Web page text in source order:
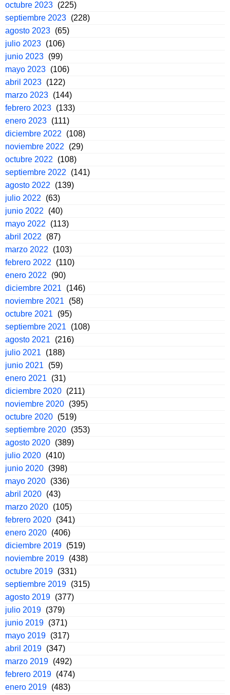
octubre 2023 (225)
septiembre 2023 (228)
agosto 2023 (65)
julio 2023 (106)
junio 2023 (99)
mayo 2023 (106)
abril 2023 (122)
marzo 2023 (144)
febrero 2023 (133)
enero 2023 (111)
diciembre 2022
(108)
noviembre 2022
(29)
octubre 2022
(108)
septiembre 2022
(141)
agosto 2022
(139)
julio 2022
(63)
junio 2022
(40)
mayo 2022
(113)
abril 2022
(87)
marzo 2022
(103)
febrero 2022
(110)
enero 2022
(90)
diciembre 2021
(146)
noviembre 2021
(58)
octubre 2021
(95)
septiembre 2021
(108)
agosto 2021
(216)
julio 2021
(188)
junio 2021
(59)
enero 2021
(31)
diciembre 2020 (211)
noviembre 2020 (395)
octubre 2020 (519)
septiembre 2020 (353)
agosto 2020 (389)
julio 2020 (410)
junio 2020 (398)
mayo 2020 (336)
abril 2020 (43)
marzo 2020 (105)
febrero 2020 (341)
enero 2020 (406)
diciembre 2019 (519)
noviembre 2019 (438)
octubre 2019 (331)
septiembre 2019 (315)
agosto 2019 (377)
julio 2019 (379)
junio 2019 (371)
mayo 2019 (317)
abril 2019 (347)
marzo 2019 (492)
febrero 2019 (474)
enero 2019 (483)